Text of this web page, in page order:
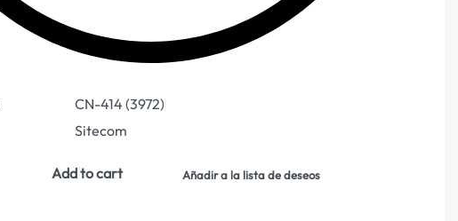
CN-414 (3972)
Sitecom
Add to cart Añadir a la lista de deseos